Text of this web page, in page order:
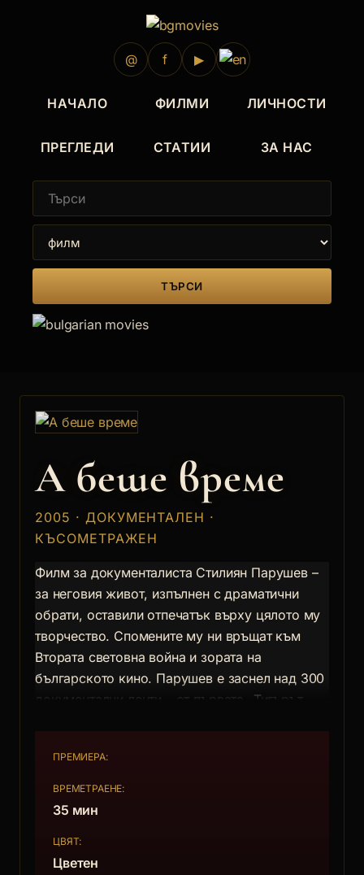
@ f ▶
НАЧАЛО ФИЛМИ ЛИЧНОСТИ
ПРЕГЛЕДИ СТАТИИ ЗА НАС
ТЪРСИ
А беше време
2005 · ДОКУМЕНТАЛЕН ·
КЪСОМЕТРАЖЕН
Филм за документалиста Стилиян Парушев –
за неговия живот, изпълнен с драматични
обрати, оставили отпечатък върху цялото му
творчество. Спомените му ни връщат към
Втората световна война и зората на
българското кино. Парушев е заснел над 300
документални ленти – от първата „Тигърът
ПРЕМИЕРА:
ВРЕМЕТРАЕНЕ:
35 мин
ЦВЯТ:
Цветен